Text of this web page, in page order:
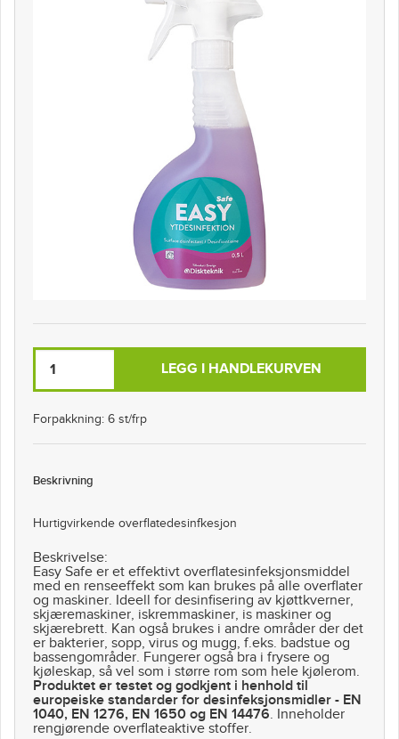
LEGG I HANDLEKURVEN
Forpakkning: 6 st/frp
Beskrivning
Hurtigvirkende overflatedesinfkesjon
Beskrivelse:
Easy Safe er et effektivt overflatesinfeksjonsmiddel
med en renseeffekt som kan brukes på alle overflater
og maskiner. Ideell for desinfisering av kjøttkverner,
skjæremaskiner, iskremmaskiner, is maskiner og
skjærebrett. Kan også brukes i andre områder der det
er bakterier, sopp, virus og mugg, f.eks. badstue og
bassengområder. Fungerer også bra i frysere og
kjøleskap, så vel som i større rom som hele kjølerom.
Produktet er testet og godkjent i henhold til
europeiske standarder for desinfeksjonsmidler - EN
1040, EN 1276, EN 1650 og EN 14476. Inneholder
rengjørende overflateaktive stoffer.